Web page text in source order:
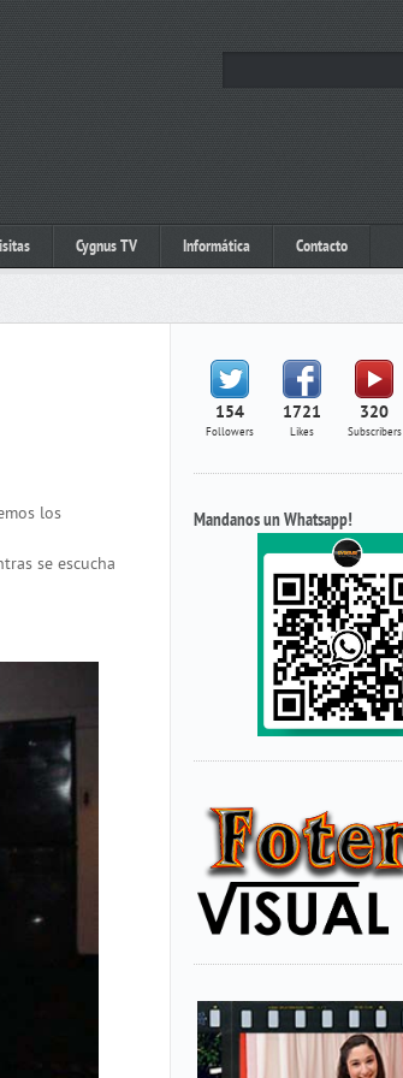
Cygnus TV Informática Contacto
los
se escucha
154
Followers
1721
Likes
320
Subscribers
Mandanos un Whatsapp!